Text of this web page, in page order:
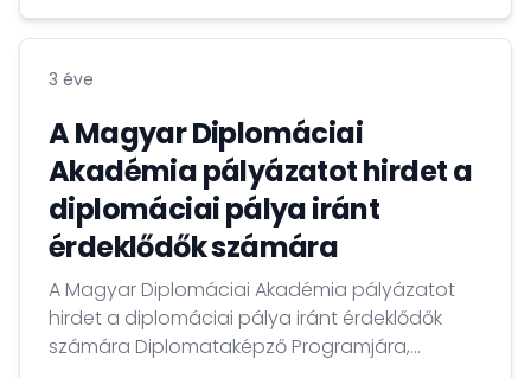
3 éve
A Magyar Diplomáciai
Akadémia pályázatot hirdet a
diplomáciai pálya iránt
érdeklődők számára
A Magyar Diplomáciai Akadémia pályázatot
hirdet a diplomáciai pálya iránt érdeklődők
számára Diplomataképző Programjára,